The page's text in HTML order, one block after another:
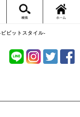
ビットスタイル-